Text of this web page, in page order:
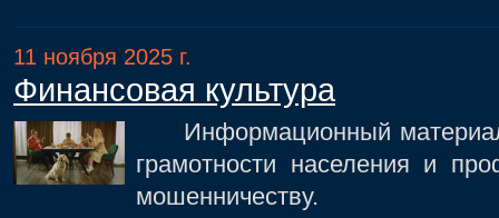
11 ноября 2025 г.
Финансовая культура
Информационный
грамотности населения и
мошенничеству.